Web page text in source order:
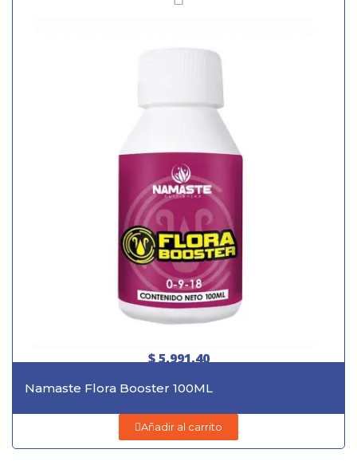
$ 5.991,40
Namaste Flora Booster 100ML
Añadir al carrito